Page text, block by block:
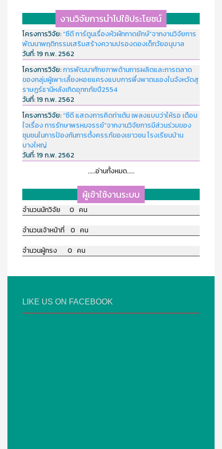
งานวิจัยการนำไปใช้ประโยชน์
โครงการวิจัย:“ซีดี การ์ตูนเรื่องหัวผักกาดยักษ์”จากงานวิจัยการ
พัฒนาพฤติกรรมเสริมสร้างความปรองดองเด็กวัยอนุบาล
วันที่:19 ก.พ. 2562
โครงการวิจัย:การพัฒนาศักยภาพด้านการผลิตและการตลาด
ของกลุ่มผู้เพาะเลี้ยงหอยแครงแบบการพึ่งพาตนเองในจังหวัดสุ
ราษฏร์ธานีหลังเกิดอุทกภัยปี2554
วันที่:19 ก.พ. 2562
โครงการวิจัย:“ซีดี แสดงการคิดท่าเต้น เพลงแบบว่าให้รอ เตือน
ใจเรื่อง การรักษาพรหมจรรย์”จากงานวิจัยการมีส่วนร่วมของ
ชุมชนในการป้องกันการตั้งครรภ์ของเยาวชน โรงเรียนบ้าน
บางใหญ่
วันที่:19 ก.พ. 2562
.....อ่านทั้งหมด.....
ผู้เข้าใช้งานระบบ
จำนวนนักวิจัย 0 คน
จำนวนเจ้าหน้าที่ 0 คน
จำนวนผู้ทรง 0 คน
LIKE US ON FACEBOOK